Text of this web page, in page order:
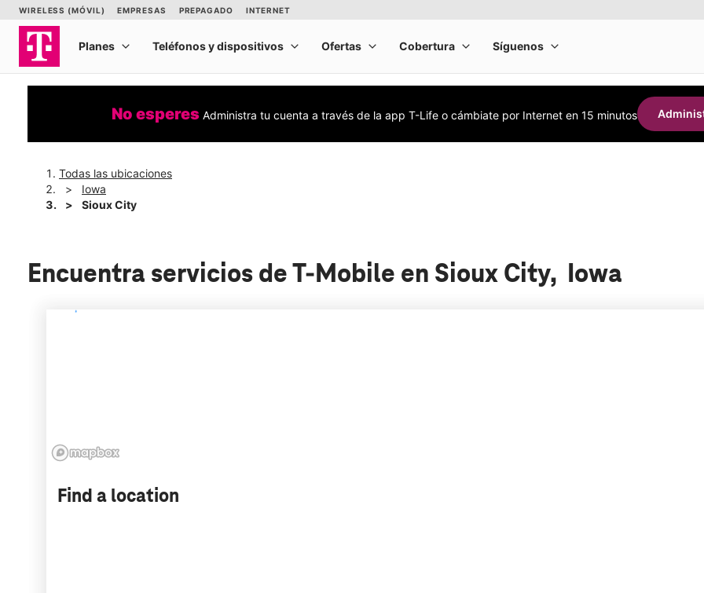
No esperes Administra tu cuenta a través de la app T-Life o cámbiate por Internet en 15 minutos
Todas las ubicaciones
Iowa
Sioux City
Encuentra servicios de T-Mobile en Sioux City, Iowa
Find a location